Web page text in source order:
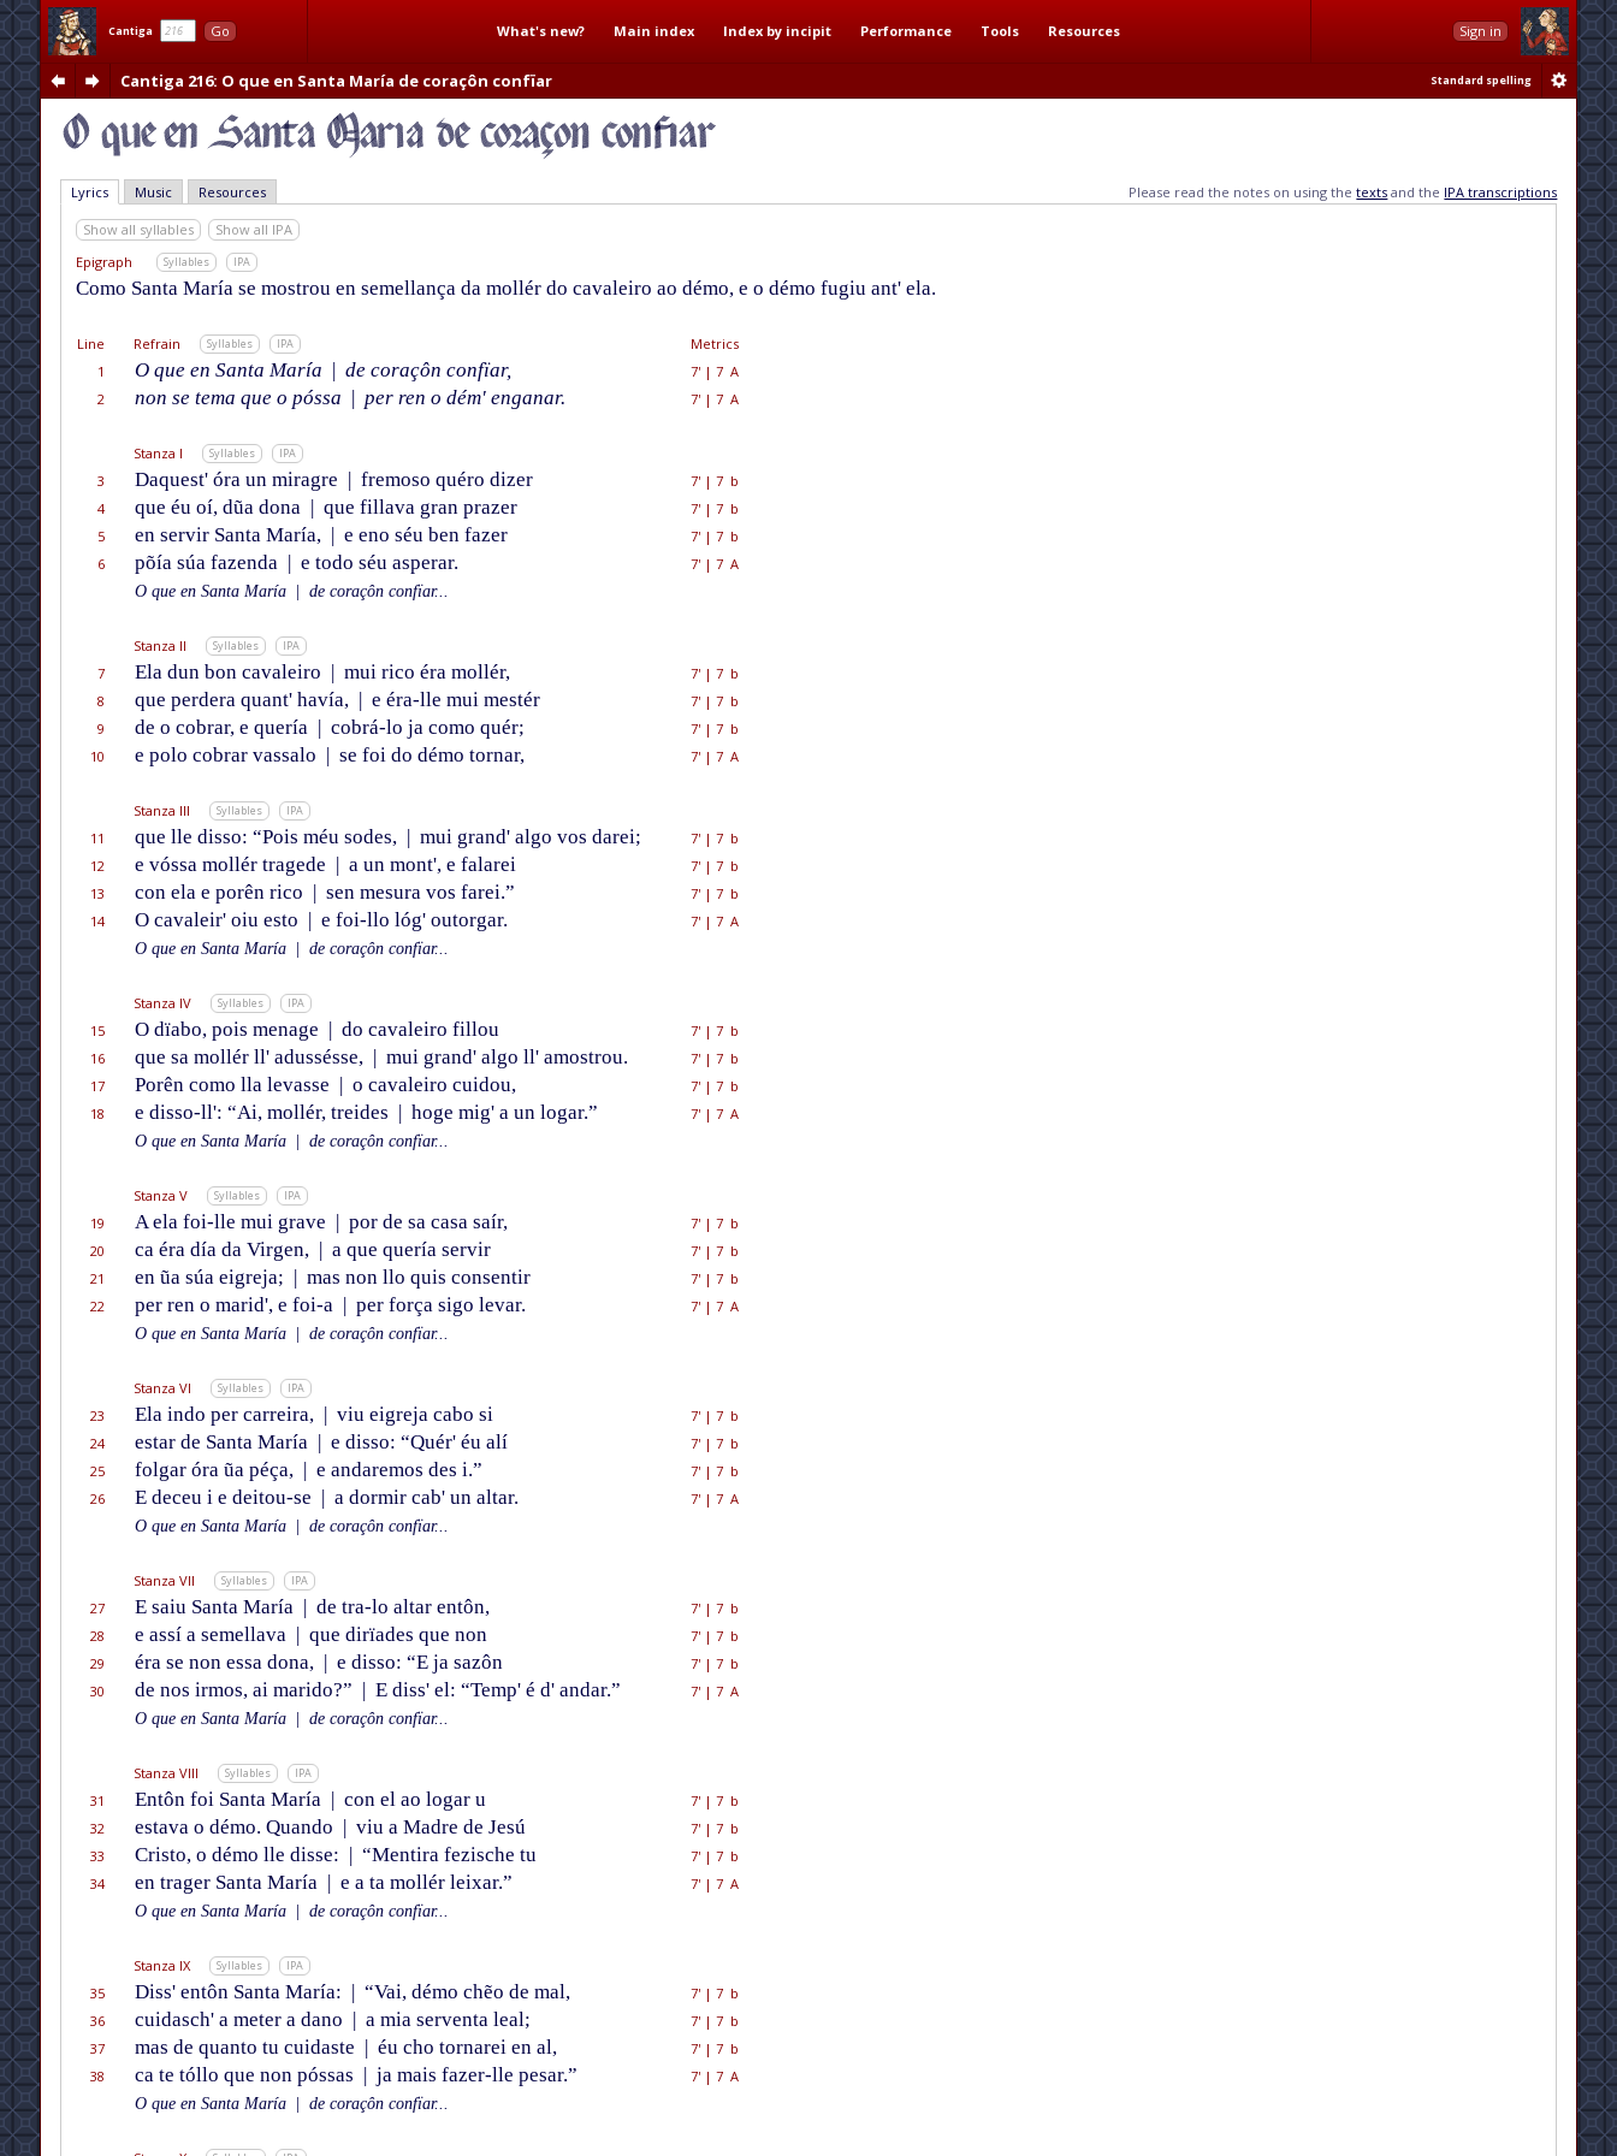
Cantiga Go What's new? Main index Index by incipit Performance Tools Resources Sign in
Cantiga 216: O que en Santa María de coraçôn confïar Standard spelling
Lyrics Music Resources Please read the notes on using thetexts and the IPA transcriptions
Show all syllables
Show all IPA
Epigraph
Syllables IPA
Como Santa María se mostrou en semellança da mollér do cavaleiro ao démo, e o démo fugiu ant' ela.
Line Refrain Syllables IPA
Metrics
1
O que en Santa María | de coraçôn confïar, 7'| 7 A
2
non se tema que o póssa | per ren o dém' enganar. 7'| 7 A
Stanza I Syllables IPA
3 Daquest' óra un miragre | fremoso quéro dizer 7'| 7 b
4
que éu oí, dũa dona | que fillava gran prazer 7'| 7 b
5
en servir Santa María, | e eno séu ben fazer 7'| 7 b
6
põía súa fazenda | e todo séu asperar. 7'| 7 A
O que en Santa María
de coraçôn confïar...
Stanza II Syllables IPA
7 Ela dun bon cavaleiro | mui rico éra mollér, 7'| 7 b
8
que perdera quant' havía, | e éra-lle mui mestér 7'| 7 b
9
de o cobrar, e quería | cobrá-lo ja como quér; 7'| 7 b
10
e polo cobrar vassalo | se foi do démo tornar, 7'| 7 A
Stanza III Syllables IPA
11 que lle disso: “Pois méu sodes, | mui grand' algo vos darei; 7'| 7 b
12
e vóssa mollér tragede | a un mont', e falarei 7'| 7 b
13
con ela e porên rico | sen mesura vos farei.” 7'| 7 b
14
O cavaleir' oiu esto | e foi-llo lóg' outorgar. 7'| 7 A
O que en Santa María
de coraçôn confïar...
Stanza IV Syllables IPA
15 O dïabo, pois menage | do cavaleiro fillou 7'| 7 b
16
que sa mollér ll' adussésse, | mui grand' algo ll' amostrou. 7'| 7 b
17
Porên como lla levasse | o cavaleiro cuidou, 7'| 7 b
18
e disso-ll': “Ai, mollér, treides | hoge mig' a un logar.” 7'| 7 A
O que en Santa María
de coraçôn confïar...
Stanza V Syllables IPA
19 A ela foi-lle mui grave | por de sa casa saír, 7'| 7 b
20
ca éra día da Virgen, | a que quería servir 7'| 7 b
21
en ũa súa eigreja; | mas non llo quis consentir 7'| 7 b
22
per ren o marid', e foi-a | per força sigo levar. 7'| 7 A
O que en Santa María
de coraçôn confïar...
Stanza VI Syllables IPA
23 Ela indo per carreira, | viu eigreja cabo si 7'| 7 b
24
estar de Santa María | e disso: “Quér' éu alí 7'| 7 b
25
folgar óra ũa péça, | e andaremos des i.” 7'| 7 b
26
E deceu i e deitou-se | a dormir cab' un altar. 7'| 7 A
O que en Santa María
de coraçôn confïar...
Stanza VII Syllables IPA
27 E saiu Santa María | de tra-lo altar entôn, 7'| 7 b
28
e assí a semellava | que dirïades que non 7'| 7 b
29
éra se non essa dona, | e disso: “E ja sazôn 7'| 7 b
30
de nos irmos, ai marido?” | E diss' el: “Temp' é d' andar.” 7'| 7 A
O que en Santa María
de coraçôn confïar...
Stanza VIII Syllables IPA
31 Entôn foi Santa María | con el ao logar u 7'| 7 b
32
estava o démo. Quando | viu a Madre de Jesú 7'| 7 b
33
Cristo, o démo lle disse: | “Mentira fezische tu 7'| 7 b
34
en trager Santa María | e a ta mollér leixar.” 7'| 7 A
O que en Santa María
de coraçôn confïar...
Stanza IX Syllables IPA
35 Diss' entôn Santa María: | “Vai, démo chẽo de mal, 7'| 7 b
36
cuidasch' a meter a dano | a mia serventa leal; 7'| 7 b
37
mas de quanto tu cuidaste | éu cho tornarei en al, 7'| 7 b
38
ca te tóllo que non póssas | ja mais fazer-lle pesar.” 7'| 7 A
O que en Santa María
de coraçôn confïar...